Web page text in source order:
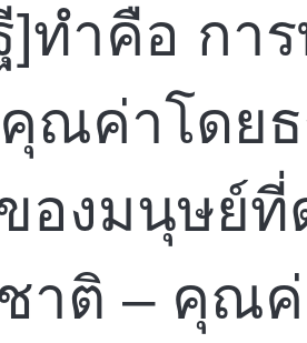
]ทำคือ กา
ณค่าโดย
องมนุษย์ที่
าติ – คุณ